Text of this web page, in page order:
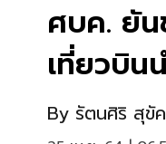
ศบค. ยัน
เที่ยวบิน
By รัตนศิริ สุขั